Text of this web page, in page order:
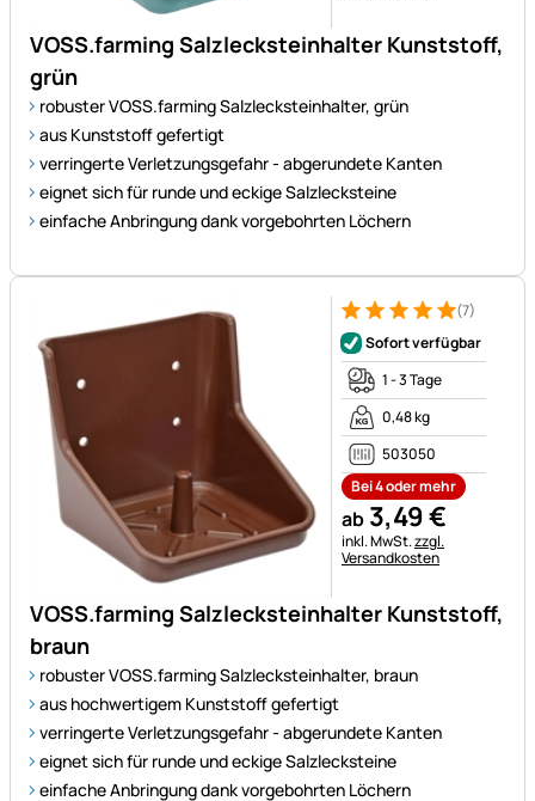
VOSS.farming Salzlecksteinhalter Kunststoff,
grün
robuster VOSS.farming Salzlecksteinhalter, grün
aus Kunststoff gefertigt
verringerte Verletzungsgefahr - abgerundete Kanten
eignet sich für runde und eckige Salzlecksteine
einfache Anbringung dank vorgebohrten Löchern
VOSS.farming Salzlecksteinhalter Kunststoff,
braun
robuster VOSS.farming Salzlecksteinhalter, braun
aus hochwertigem Kunststoff gefertigt
verringerte Verletzungsgefahr - abgerundete Kanten
eignet sich für runde und eckige Salzlecksteine
einfache Anbringung dank vorgebohrten Löchern
Bewertung: 5 von 5 (7
7 Bewertungen
(7)
Sofort verfügbar
1 - 3 Tage
0,48 kg
503050
Bei 4 oder mehr
ab 3,49€
Steuerhinweis:
inkl. MwSt.zzgl.
Versandkosten